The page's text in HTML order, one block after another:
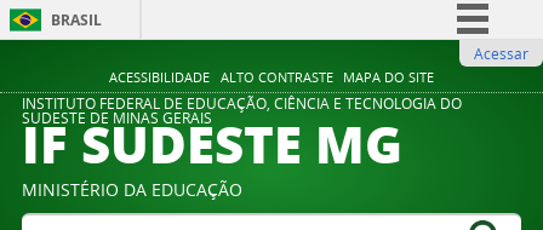
ACESSIBILIDADE ALTO CONTRASTE MAPA DO SITE
BRASIL
Comunica BR
Participe
Legislação
Acessar
INSTITUTO FEDERAL DE EDUCAÇÃO, CIÊNCIA E TECNOLOGIA DO
SUDESTE DE MINAS GERAIS
IF SUDESTE MG
MINISTÉRIO DA EDUCAÇÃO
Buscar no portal